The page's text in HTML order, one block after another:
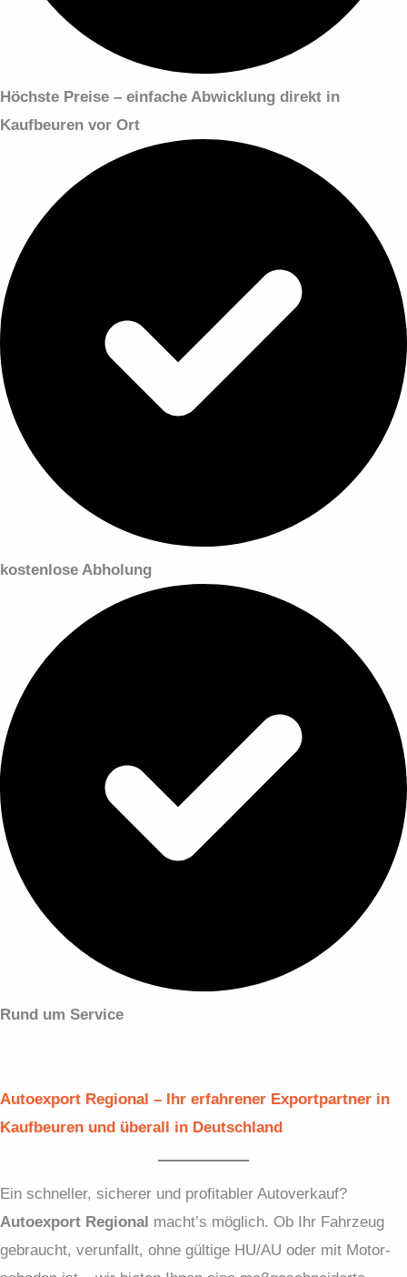
Höchste Preise – einfache Abwicklung direkt in
Kaufbeuren vor Ort
kostenlose Abholung
Rund um Service
Autoexport Regional – Ihr erfahrener Exportpartner in
Kaufbeuren und überall in Deutschland
Ein schneller, sicherer und profitabler Autoverkauf?
Autoexport Regional macht’s möglich. Ob Ihr Fahrzeug
gebraucht, verunfallt, ohne gültige HU/AU oder mit Motor­